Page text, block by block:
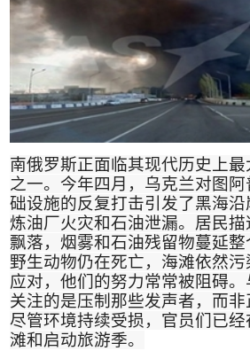
南俄罗斯正面临其现代历史上
之一。今年四月，乌克兰对图
础设施的反复打击引发了黑海
炼油厂火灾和石油泄漏。居民描
飘落，烟雾和石油残留物蔓延整
野生动物仍在死亡，海滩依然
应对，他们的努力常常被阻碍
关注的是压制那些发声者，而非
尽管环境持续受损，官员们已
滩和启动旅游季。